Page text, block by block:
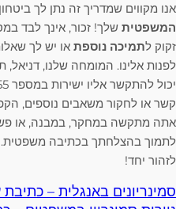
אנו מקווים שמדריך זה נתן לך
המשפטית שלך! זכור, אינך לבד
זקוק לתמיכה נוספת או יש לך
לפנות אלינו. המומחה שלנו,
קשר או לחקור משאבים נוספים,
אתה מתקשה במחקר, במבנה, או
לתמוך בהצלחתך בכתיבה משפטית.
לזהור יחד!
סמינריונים באנגלית – כתיבת